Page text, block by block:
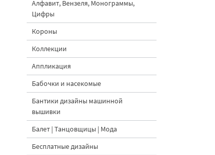
Алфавит, Вензеля, Монограммы,
Цифры
Короны
Коллекции
Аппликация
Бабочки и насекомые
Бантики дизайны машинной
вышивки
Балет | Танцовщицы | Мода
Бесплатные дизайны